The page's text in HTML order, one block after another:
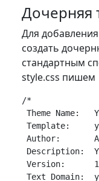
Дочерняя
Для
создать
стандартным
style.css пишем
/*
Theme Name:
Template:
Author:
Description:
Version:
Text Domain: